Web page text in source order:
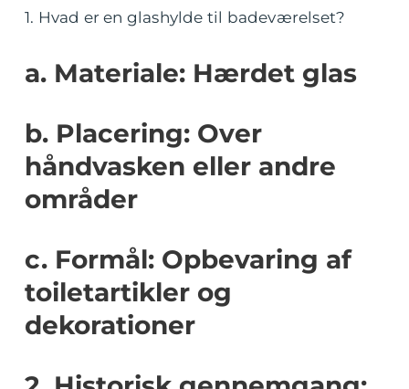
1. Hvad er en glashylde til badeværelset?
a. Materiale: Hærdet glas
b. Placering: Over
håndvasken eller andre
områder
c. Formål: Opbevaring af
toiletartikler og
dekorationer